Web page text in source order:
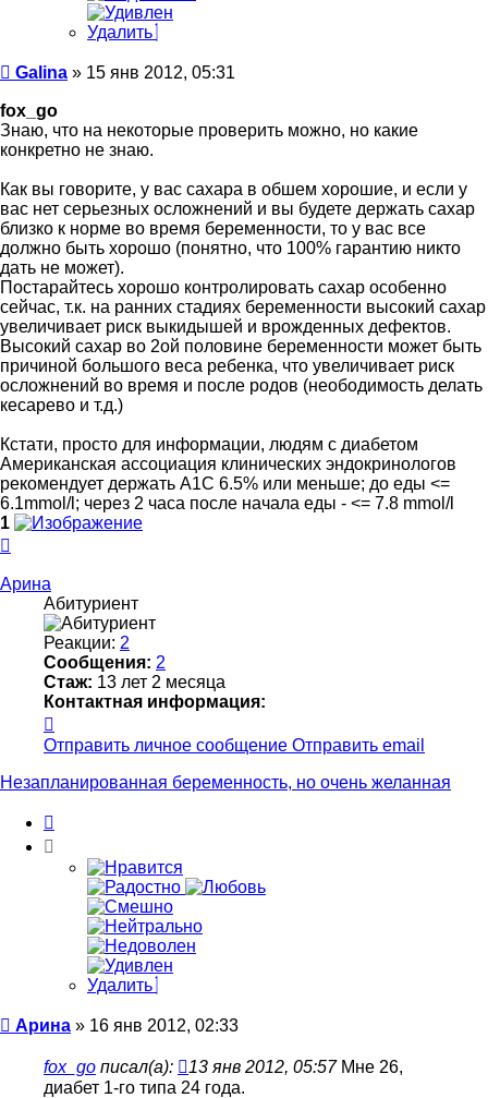
Удалить
Сообщение
Galina » 15 янв 2012, 05:31
fox_go
Знаю, что на некоторые проверить можно, но какие
конкретно не знаю.
Как вы говорите, у вас сахара в обшем хорошие, и если у
вас нет серьезных осложнений и вы будете держать сахар
близко к норме во время беременности, то у вас все
должно быть хорошо (понятно, что 100% гарантию никто
дать не может).
Постарайтесь хорошо контролировать сахар особенно
сейчас, т.к. на ранних стадиях беременности высокий сахар
увеличивает риск выкидышей и врожденных дефектов.
Высокий сахар во 2ой половине беременности может быть
причиной большого веса ребенка, что увеличивает риск
осложнений во время и после родов (неободимость делать
кесарево и т.д.)
Кстати, просто для информации, людям с диабетом
Американская ассоциация клинических эндокринологов
рекомендует держать А1С 6.5% или меньше; до еды <=
6.1mmol/l; через 2 часа после начала еды - <= 7.8 mmol/l
1
началу
Арина
Абитуриент
Реакции: 2
Сообщения: 2
Стаж: 13 лет 2 месяца
Контактная информация:
информация
пользователя
Арина
Отправить личное сообщение Отправить email
Незапланированная беременность, но очень желанная
Удалить
Сообщение
Арина » 16 янв 2012, 02:33
fox_go писал(а): 13 янв 2012, 05:57Мне 26,
диабет 1-го типа 24 года.